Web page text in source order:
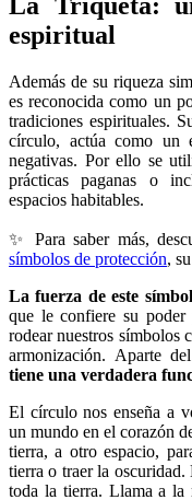
La Triqueta:
espiritual
Además de su riqueza
es reconocida como un
tradiciones espirituales.
círculo, actúa como un
negativas. Por ello se
prácticas paganas o
espacios habitables.
✨ Para saber más,
símbolos de protección,
La fuerza de este
que le confiere su poder
rodear nuestros símbolos
armonización. Aparte
tiene una verdadera
El círculo nos enseña a
un mundo en el corazón
tierra, a otro espacio,
tierra o traer la oscuridad.
toda la tierra. Llama a